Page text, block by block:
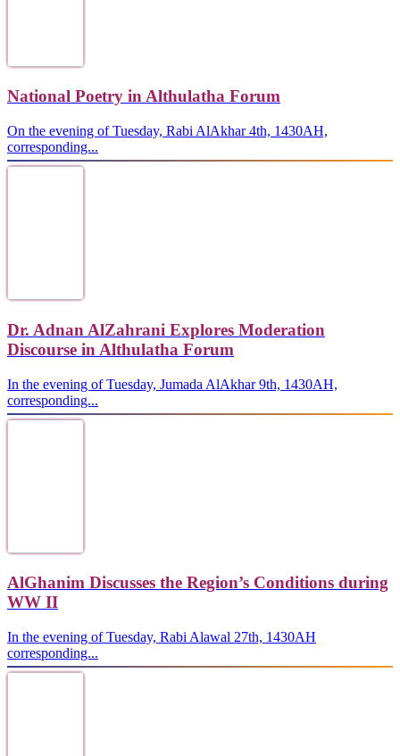
National Poetry in Althulatha Forum
On the evening of Tuesday, Rabi AlAkhar 4th, 1430AH,
corresponding...
Dr. Adnan AlZahrani Explores Moderation
Discourse in Althulatha Forum
In the evening of Tuesday, Jumada AlAkhar 9th, 1430AH,
corresponding...
AlGhanim Discusses the Region’s Conditions during
WW II
In the evening of Tuesday, Rabi Alawal 27th, 1430AH
corresponding...